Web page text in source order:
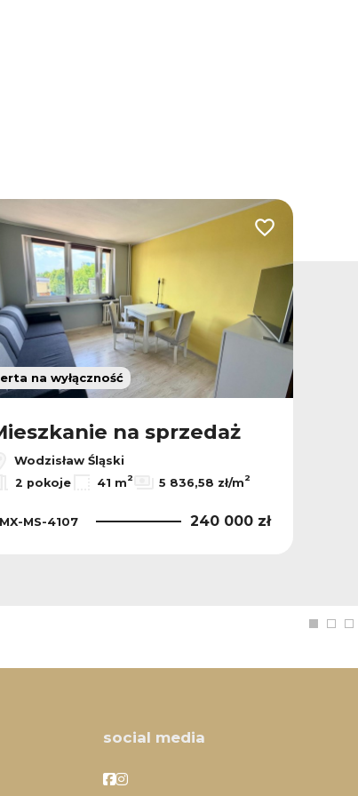
na wyłączność
Dodaj do
na sprzedaż
Wodzisław Śląski
2 pokoje 41 m2 5 836,58 zł/m2
MS-4107 240 000 zł
social media
Facebook
Facebook